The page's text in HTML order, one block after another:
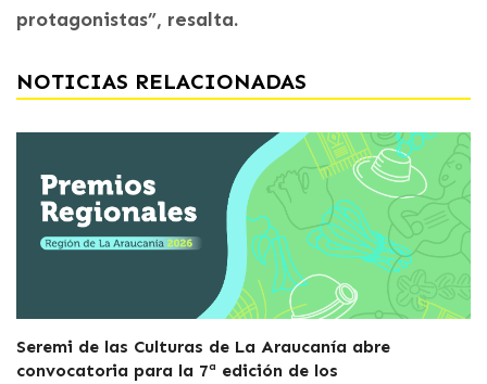
protagonistas”, resalta.
NOTICIAS RELACIONADAS
Seremi de las Culturas de La Araucanía abre
convocatoria para la 7ª edición de los